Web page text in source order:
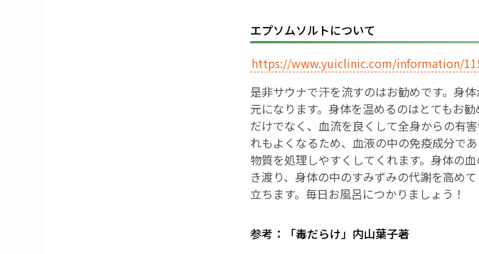
エプソムソルトについて
https://www.yuiclinic.com/information/
是非サウナで汗を流すのはお勧めです。身
元になります。身体を温めるのはとてもお
だけでなく、血流を良くして全身からの有
れもよくなるため、血液の中の免疫成分で
物質を処理しやすくしてくれます。身体の
き渡り、身体の中のすみずみの代謝を高め
立ちます。毎日お風呂につかりましょう！
参考：「毒だらけ」内山葉子著